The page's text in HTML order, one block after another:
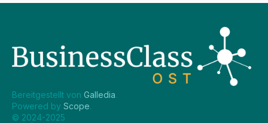
Bereitgestellt von Galledia.
Powered by Scope.
© 2024-2025